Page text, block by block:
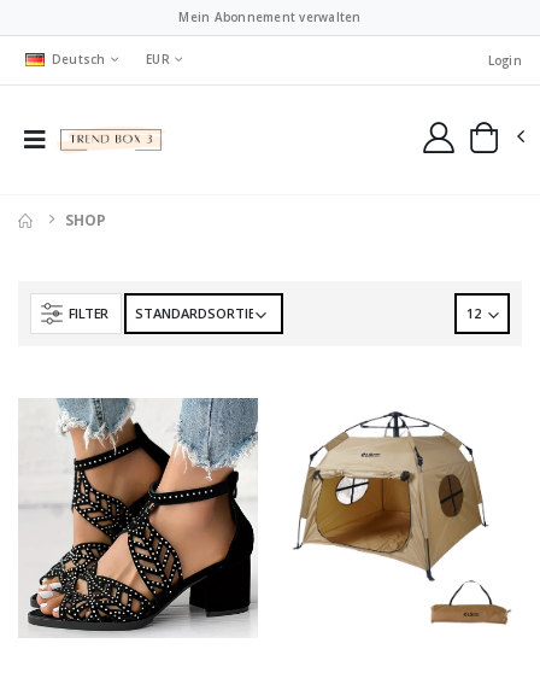
Mein Abonnement verwalten
Deutsch EUR Login
SHOP
FILTER